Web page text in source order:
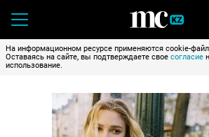
На информационном ресурсе применяются cookie-
Оставаясь на сайте, вы подтверждаете свое согласие
использование.